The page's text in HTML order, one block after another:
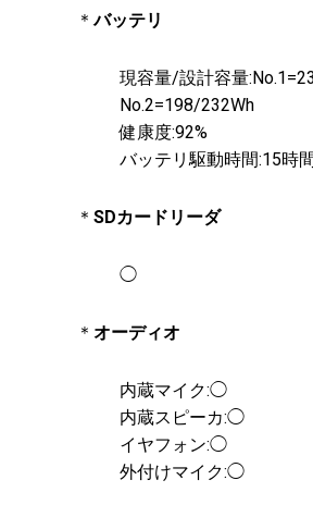
＊バッテリ
現容量/設計容量
No.2=198/232Wh
健康度:92%
バッテリ駆動時間:15時
＊ SDカードリーダ
◯
＊ オーディオ
内蔵マイク:◯
内蔵スピーカ:◯
イヤフォン:◯
外付けマイク:◯